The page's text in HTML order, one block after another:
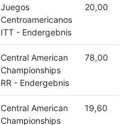
Juegos
Centroamericanos
ITT - Endergebnis
20,00
Central American
Championships
RR - Endergebnis
78,00
Central American
Championships
19,60